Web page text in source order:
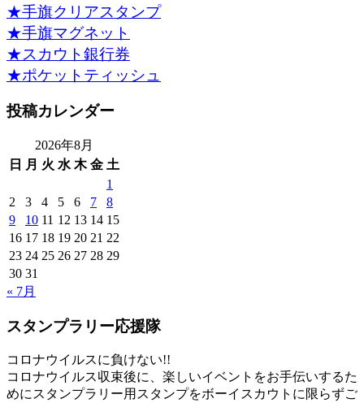
★手旗クリアスタンプ
★手旗マグネット
★スカウト銀行券
★ポケットティッシュ
投稿カレンダー
2026年8月
日
月 火 水 木 金 土
1
2
3 4 5 6 7
8
9
10 11 12 13 14 15
16 17 18 19 20 21 22
23 24 25 26 27 28 29
30 31
« 7月
スタンプラリー応援隊
コロナウイルスに負けない!!
コロナウイルス収束後に、楽しいイベントをお手伝いするた
めにスタンプラリー用スタンプをボーイスカウトに限らずご